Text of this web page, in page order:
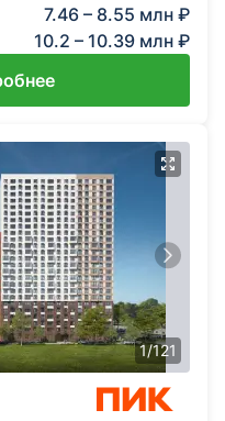
7.46 – 8.55 млн ₽
10.2 – 10.39 млн ₽
1/121